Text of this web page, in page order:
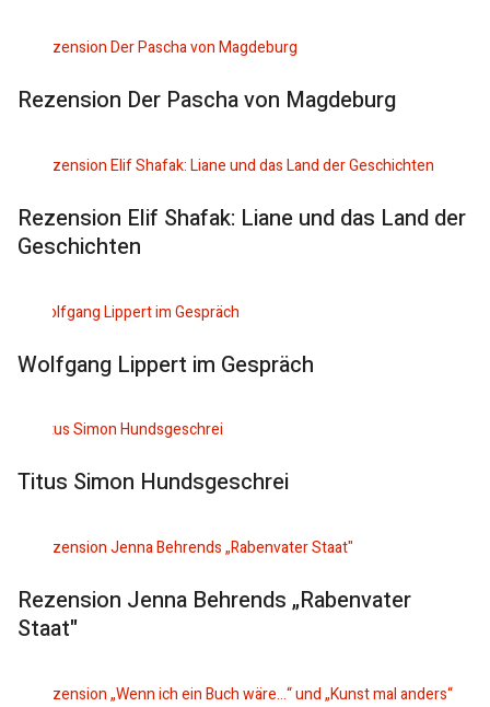
Rezension Der Pascha von Magdeburg
Rezension Elif Shafak: Liane und das Land der
Geschichten
Wolfgang Lippert im Gespräch
Titus Simon Hundsgeschrei
Rezension Jenna Behrends „Rabenvater
Staat"